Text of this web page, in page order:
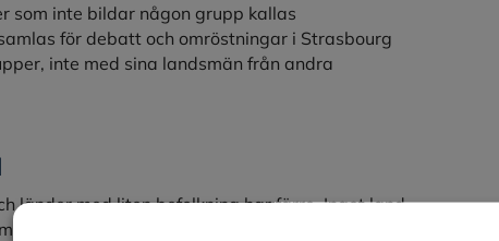
som inte bildar någon grupp kallas
för debatt och omröstningar i Strasbourg
inte med sina landsmän från andra
länder med liten befolkning har färre. Inget land
På så sätt har ett land alltid tillräckligt